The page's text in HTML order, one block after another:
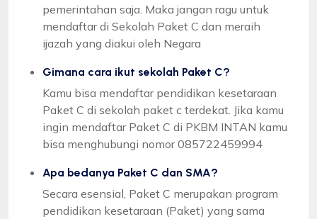
pemerintahan saja. Maka jangan ragu untuk
mendaftar di Sekolah Paket C dan meraih
ijazah yang diakui oleh Negara
Gimana cara ikut sekolah Paket C?
Kamu bisa mendaftar pendidikan kesetaraan
Paket C di sekolah paket c terdekat. Jika kamu
ingin mendaftar Paket C di PKBM INTAN kamu
bisa menghubungi nomor 085722459994
Apa bedanya Paket C dan SMA?
Secara esensial, Paket C merupakan program
pendidikan kesetaraan (Paket) yang sama